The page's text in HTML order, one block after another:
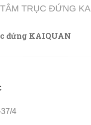
TRỤC ĐỨNG
đứng KAIQUAN
4